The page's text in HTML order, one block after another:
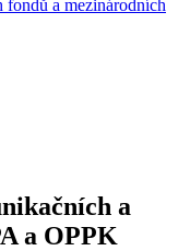
fondů a mezinárodních
a
a OPPK